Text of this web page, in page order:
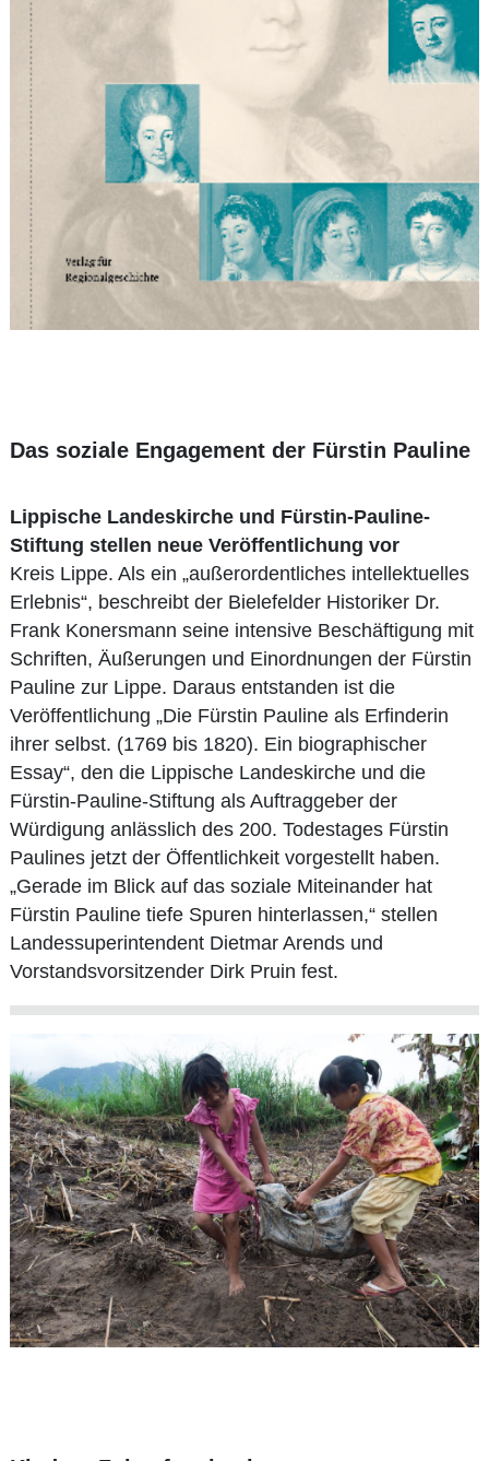
Das soziale Engagement der Fürstin Pauline
Lippische Landeskirche und Fürstin-Pauline-
Stiftung stellen neue Veröffentlichung vor
Kreis Lippe. Als ein „außerordentliches intellektuelles
Erlebnis“, beschreibt der Bielefelder Historiker Dr.
Frank Konersmann seine intensive Beschäftigung mit
Schriften, Äußerungen und Einordnungen der Fürstin
Pauline zur Lippe. Daraus entstanden ist die
Veröffentlichung „Die Fürstin Pauline als Erfinderin
ihrer selbst. (1769 bis 1820). Ein biographischer
Essay“, den die Lippische Landeskirche und die
Fürstin-Pauline-Stiftung als Auftraggeber der
Würdigung anlässlich des 200. Todestages Fürstin
Paulines jetzt der Öffentlichkeit vorgestellt haben.
„Gerade im Blick auf das soziale Miteinander hat
Fürstin Pauline tiefe Spuren hinterlassen,“ stellen
Landessuperintendent Dietmar Arends und
Vorstandsvorsitzender Dirk Pruin fest.